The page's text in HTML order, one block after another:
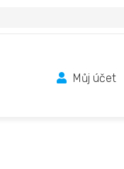
Můj účet